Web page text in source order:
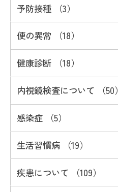
予防接種 （3）
便の異常 （18）
健康診断 （18）
内視鏡検査について （50）
感染症 （5）
生活習慣病 （19）
疾患について （109）